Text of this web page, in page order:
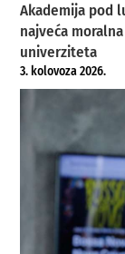
Akademija pod
najveća
univerziteta
3. kolovoza 2026.